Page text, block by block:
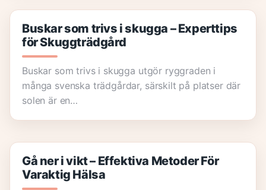
Buskar som trivs i skugga – Experttips
för Skuggträdgård
Buskar som trivs i skugga utgör ryggraden i
många svenska trädgårdar, särskilt på platser där
solen är en…
Gå ner i vikt – Effektiva Metoder För
Varaktig Hälsa